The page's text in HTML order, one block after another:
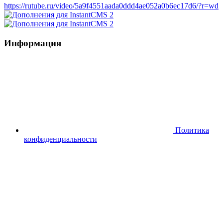
https://rutube.ru/video/5a9f4551aada0ddd4ae052a0b6ec17d6/?r=wd
Информация
Политика
конфиденциальности